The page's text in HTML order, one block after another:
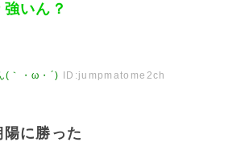
いん？
(｀・ω・´) ID:jumpmatome2ch
に勝った